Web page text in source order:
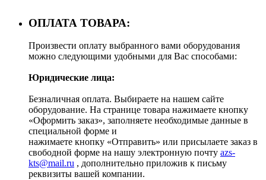
ОПЛАТА ТОВАРА:
Произвести оплату выбранного вами оборудования
можно следующими удобными для Вас способами:
Юридические лица:
Безналичная оплата. Выбираете на нашем сайте
оборудование. На странице товара нажимаете кнопку
«Оформить заказ», заполняете необходимые данные в
специальной форме и
нажимаете кнопку «Отправить» или присылаете заказ в
свободной форме на нашу электронную почту azs-
kts@mail.ru , дополнительно приложив к письму
реквизиты вашей компании.